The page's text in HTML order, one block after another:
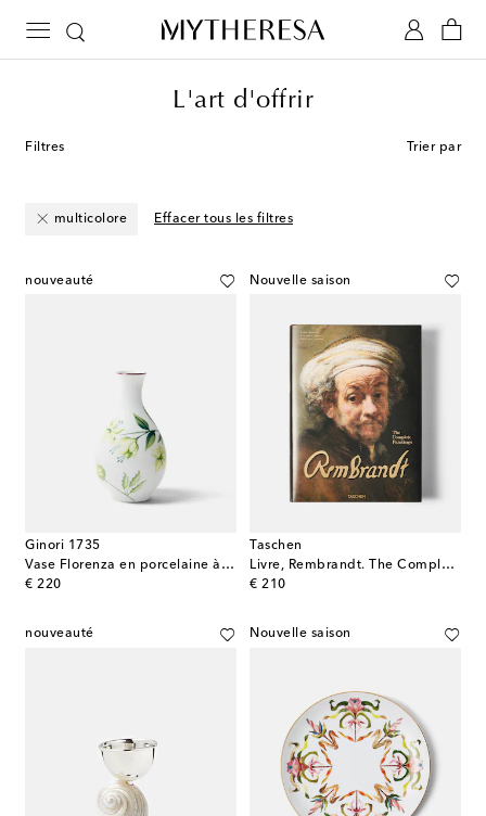
L'art d'offrir
Filtres Trier par
multicolore Effacer tous les filtres
nouveauté
Ginori 1735
Vase Florenza en porcelaine à fleurs
€ 220
original price
Nouvelle saison
Taschen
Livre, Rembrandt. The Complete Paintings XXL
€ 210
original price
nouveauté Nouvelle saison